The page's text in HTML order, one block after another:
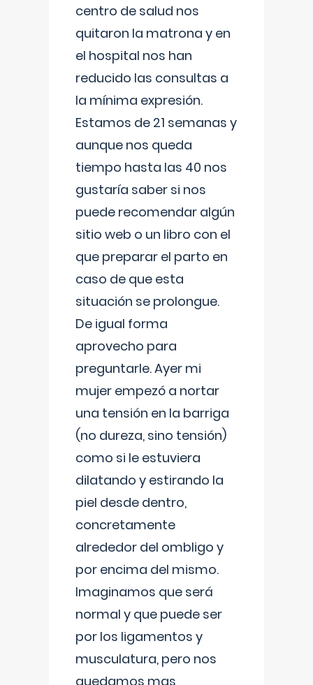
centro de salud nos
quitaron la matrona y en
el hospital nos han
reducido las consultas a
la mínima expresión.
Estamos de 21 semanas y
aunque nos queda
tiempo hasta las 40 nos
gustaría saber si nos
puede recomendar algún
sitio web o un libro con el
que preparar el parto en
caso de que esta
situación se prolongue.
De igual forma
aprovecho para
preguntarle. Ayer mi
mujer empezó a nortar
una tensión en la barriga
(no dureza, sino tensión)
como si le estuviera
dilatando y estirando la
piel desde dentro,
concretamente
alrededor del ombligo y
por encima del mismo.
Imaginamos que será
normal y que puede ser
por los ligamentos y
musculatura, pero nos
quedamos mas